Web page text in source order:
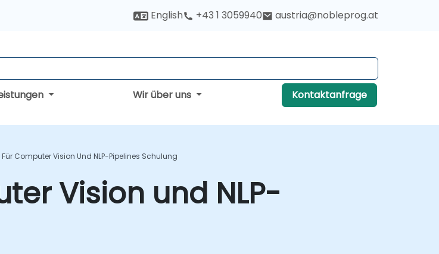
English +43 1 3059940 austria@nobleprog.at
Wir über uns Kontaktanfrage
Für Computer Vision Und NLP-Pipelines Schulung
Vision und NLP-